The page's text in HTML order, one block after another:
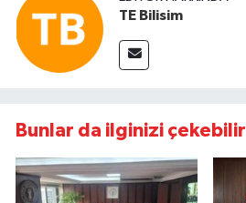
TE Bilisim
Bunlar da ilginizi çekebilir